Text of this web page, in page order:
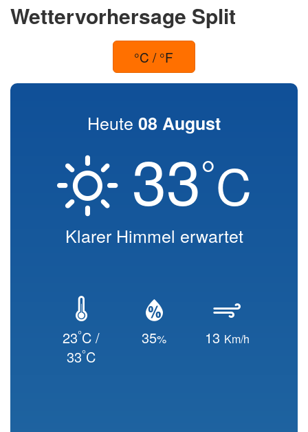
Wettervorhersage Split
°C / °F
Heute 08 August
33°C
Klarer Himmel erwartet
23°C /
33°C
35% 13 Km/h